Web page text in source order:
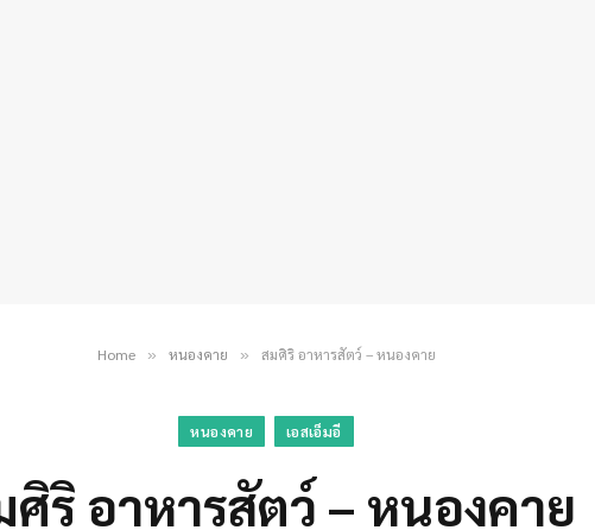
Home » หนองคาย » สมศิริ อาหารสัตว์ – หนองคาย
หนองคาย เอสเอ็มอี
ศิริ อาหารสัตว์ – หนองคาย